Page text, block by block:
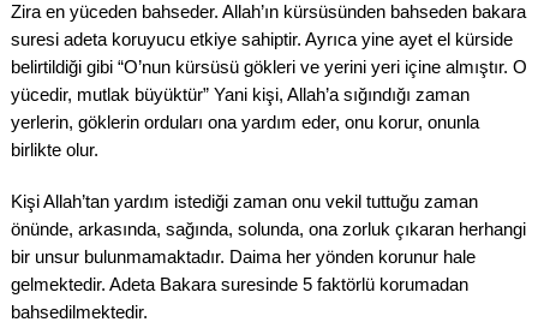
Zira en yüceden bahseder. Allah’ın kürsüsünden bahseden bakara
suresi adeta koruyucu etkiye sahiptir. Ayrıca yine ayet el kürside
belirtildiği gibi “O’nun kürsüsü gökleri ve yerini yeri içine almıştır. O
yücedir, mutlak büyüktür” Yani kişi, Allah’a sığındığı zaman
yerlerin, göklerin orduları ona yardım eder, onu korur, onunla
birlikte olur.
Kişi Allah’tan yardım istediği zaman onu vekil tuttuğu zaman
önünde, arkasında, sağında, solunda, ona zorluk çıkaran herhangi
bir unsur bulunmamaktadır. Daima her yönden korunur hale
gelmektedir. Adeta Bakara suresinde 5 faktörlü korumadan
bahsedilmektedir.